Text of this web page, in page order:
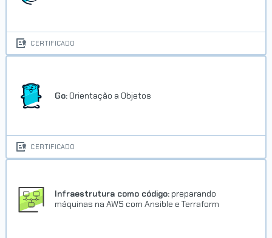
CERTIFICADO
Go: Orientação a Objetos
CERTIFICADO
Infraestrutura como código: preparando
máquinas na AWS com Ansible e Terraform